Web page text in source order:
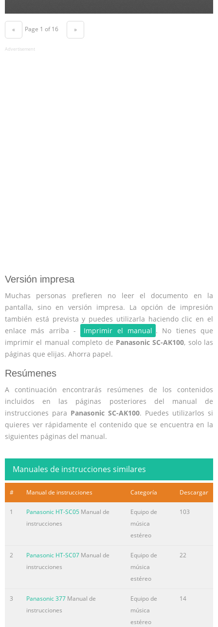
« Page 1 of 16 »
Advertisement
Versión impresa
Muchas personas prefieren no leer el documento en la
pantalla, sino en versión impresa. La opción de impresión
también está prevista y puedes utilizarla haciendo clic en el
enlace más arriba -
Imprimir el manual . No tienes que
imprimir el manual completo de Panasonic SC-AK100, solo las
páginas que elijas. Ahorra papel.
Resúmenes
A continuación encontrarás resúmenes de los contenidos
incluidos en las páginas posteriores del manual de
instrucciones para Panasonic SC-AK100. Puedes utilizarlos si
quieres ver rápidamente el contenido que se encuentra en la
siguientes páginas del manual.
Manuales de instrucciones similares
# Manual de instrucciones Categoría Descargar
1 Panasonic HT-SC05 Manual de
instrucciones
Equipo de
música
estéreo
103
2 Panasonic HT-SC07 Manual de
instrucciones
Equipo de
música
estéreo
22
3 Panasonic 377 Manual de
instrucciones
Equipo de
música
estéreo
14